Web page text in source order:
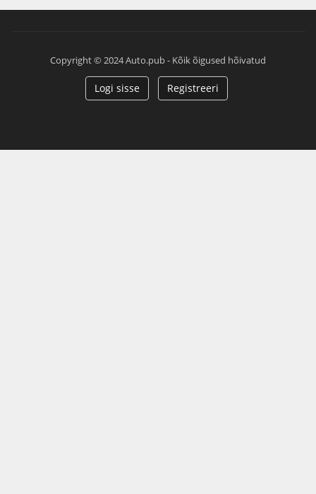
Copyright © 2024 Auto.pub - Kõik õigused hõivatud
Logi sisse Registreeri